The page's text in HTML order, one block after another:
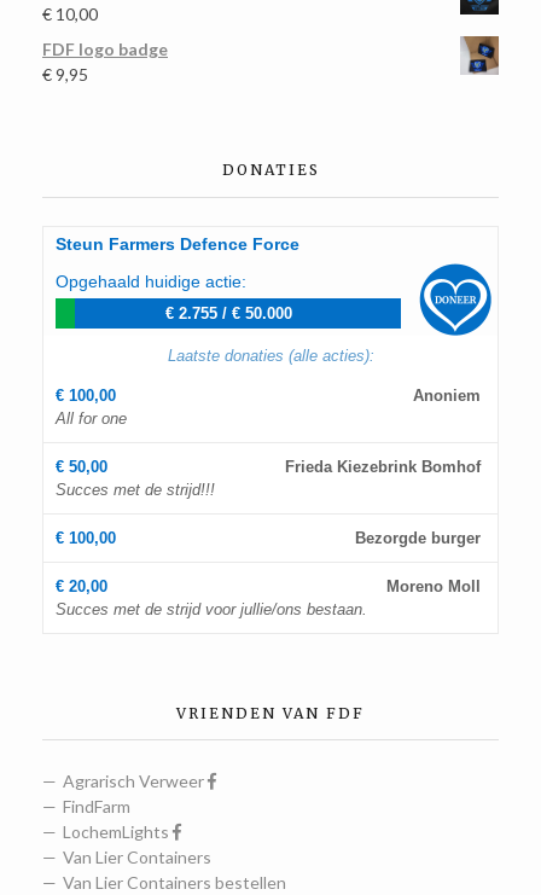
€ 10,00
FDF logo badge
€9,95
DONATIES
Steun Farmers Defence Force
Opgehaald huidige actie:
€ 2.755/ € 50.000
Laatste donaties (alle acties):
Anoniem
€ 100,00
All for one
Frieda Kiezebrink Bomhof
€ 50,00
Succes met de strijd!!!
Bezorgde burger
€ 100,00
Moreno Moll
€ 20,00
Succes met de strijd voor jullie/ons bestaan.
VRIENDEN VAN FDF
Agrarisch Verweer
FindFarm
LochemLights
Van Lier Containers
Van Lier Containers bestellen